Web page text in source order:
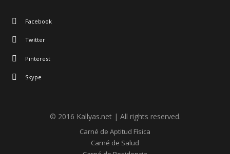
Facebook
Twitter
Pinterest
Skype
© 2016 Kallyas.net | All rights reserved.
Carné de Aptitud Física
Carné de Salud